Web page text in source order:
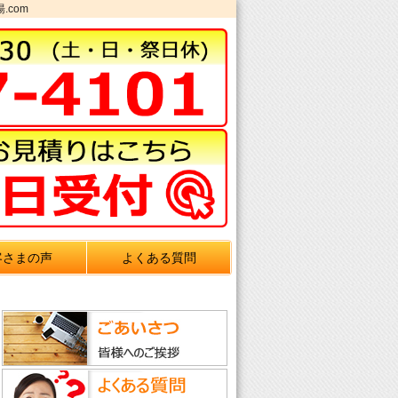
.com
さまの声 よくある質問